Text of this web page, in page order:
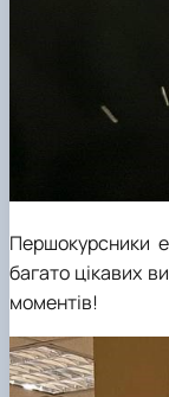
Першокурсники
багато цікавих
моментів!